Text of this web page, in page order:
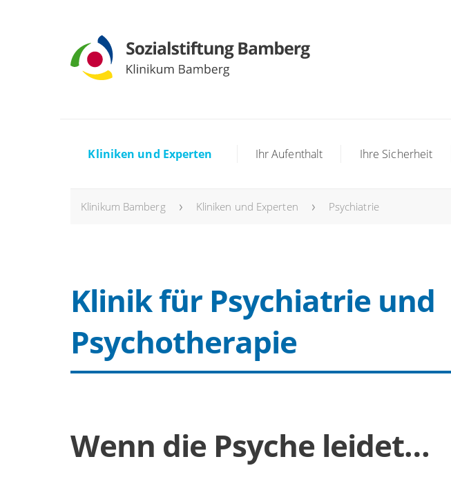
Kliniken und Experten Ihr Aufenthalt Ihre Sicherheit
Klinikum Bamberg Kliniken und Experten Psychiatrie
Klinik für Psychiatrie und
Psychotherapie
Wenn die Psyche leidet…